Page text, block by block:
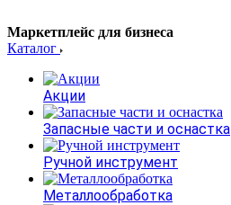
Маркетплейс для бизнеса
Каталог
Акции
Запасные части и оснастка
Ручной инструмент
Металлообработка